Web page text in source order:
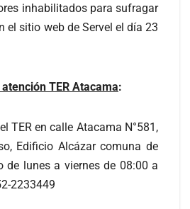
inhabilitados para sufragar
el sitio web de Servel el día 23
TER Atacama:
TER en calle Atacama N°581,
Edificio Alcázar comuna de
de lunes a viernes de 08:00 a
2233449